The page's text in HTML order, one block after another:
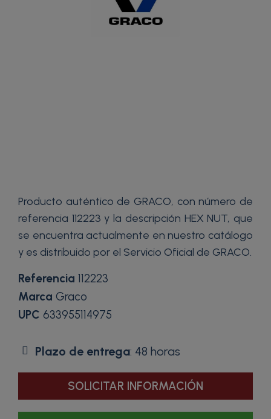
Producto auténtico de GRACO, con número de
referencia 112223 y la descripción HEX NUT, que
se encuentra actualmente en nuestro catálogo
y es distribuido por el Servicio Oficial de GRACO.
Referencia 112223
Marca Graco
UPC 633955114975
Plazo de entrega: 48 horas
SOLICITAR INFORMACIÓN